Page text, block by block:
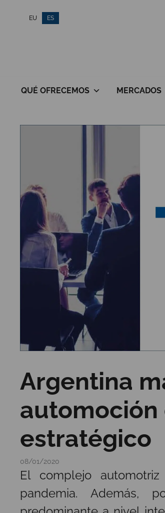
EU ES
QUÉ OFRECEMOS MERCADOS
Argentina
estratégico
08/01/2020
El complejo
pandemia. Además,